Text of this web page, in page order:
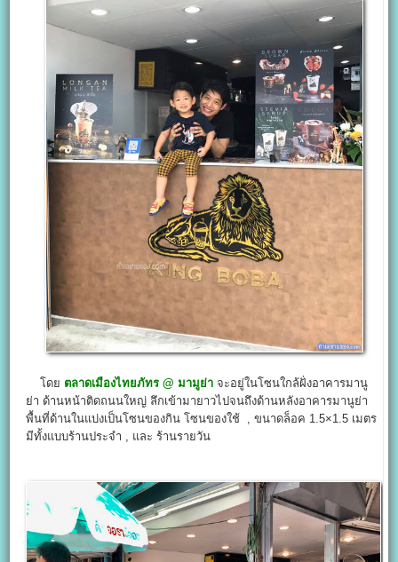
โดย ตลาดเมืองไทยภัทร @ มามูย่า จะอยู่ในโซนใกล้ฝั่งอาคารมานู
ย่า ด้านหน้าติดถนนใหญ่ ลึกเข้ามายาวไปจนถึงด้านหลังอาคารมานูย่า
พื้นที่ด้านในแบ่งเป็นโซนของกิน โซนของใช้ , ขนาดล็อค 1.5×1.5 เมตร
มีทั้งแบบร้านประจำ , และ ร้านรายวัน